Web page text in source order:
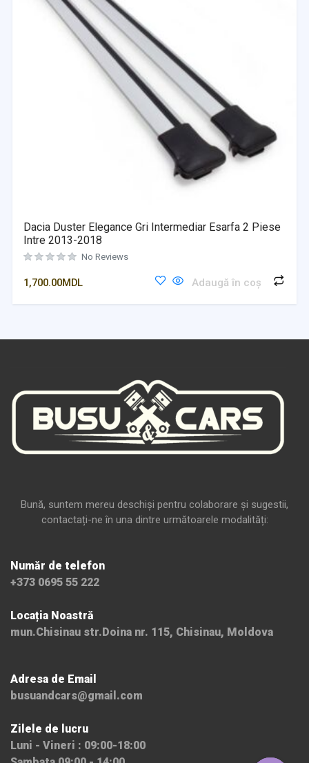
Dacia Duster Elegance Gri Intermediar Esarfa 2 Piese
Intre 2013-2018
No Reviews
1,700.00MDL Adaugă în coș
Bună, suntem mereu deschiși pentru colaborare și sugestii,
contactați-ne în una dintre următoarele modalități:
Număr de telefon
+373 0695 55 222
Locația Noastră
mun.Chisinau str.Doina nr. 115, Chisinau, Moldova
Adresa de Email
busuandcars@gmail.com
Zilele de lucru
Luni - Vineri : 09:00-18:00